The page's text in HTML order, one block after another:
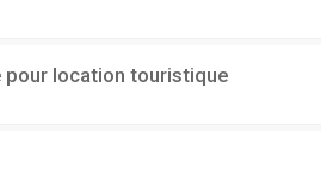
location touristique